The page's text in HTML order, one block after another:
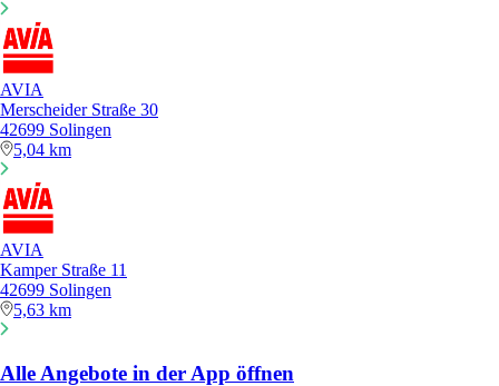
AVIA
Merscheider Straße 30
42699 Solingen
5,04 km
AVIA
Kamper Straße 11
42699 Solingen
5,63 km
Alle Angebote in der App öffnen